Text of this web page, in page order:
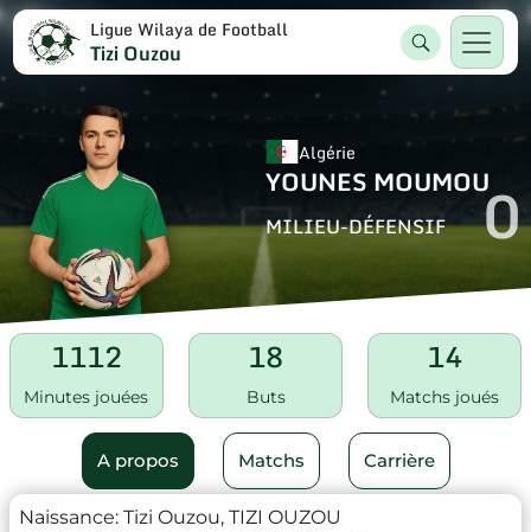
Ligue Wilaya de Football
Tizi Ouzou
Algérie
YOUNES MOUMOU
MILIEU-DÉFENSIF 0
1112
Minutes jouées
18
Buts
14
Matchs joués
A propos Matchs Carrière
Naissance: Tizi Ouzou, TIZI OUZOU